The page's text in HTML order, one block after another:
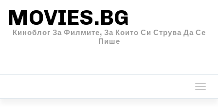
MOVIES.BG
Киноблог За Филмите, За Които Си Струва Да Се
Пише